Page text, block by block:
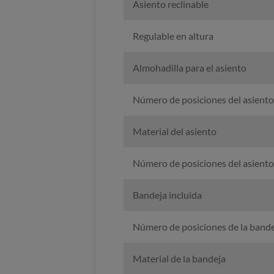
Asiento reclinable
Regulable en altura
Almohadilla para el asiento
Número de posiciones del
Material del asiento
Número de posiciones del asiento
Bandeja incluida
Número de posiciones de la
Material de la bandeja